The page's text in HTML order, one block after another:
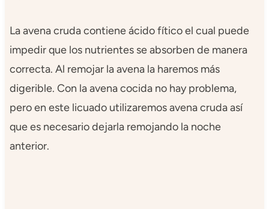
La avena cruda contiene ácido fítico el cual puede
impedir que los nutrientes se absorben de manera
correcta. Al remojar la avena la haremos más
digerible. Con la avena cocida no hay problema,
pero en este licuado utilizaremos avena cruda así
que es necesario dejarla remojando la noche
anterior.